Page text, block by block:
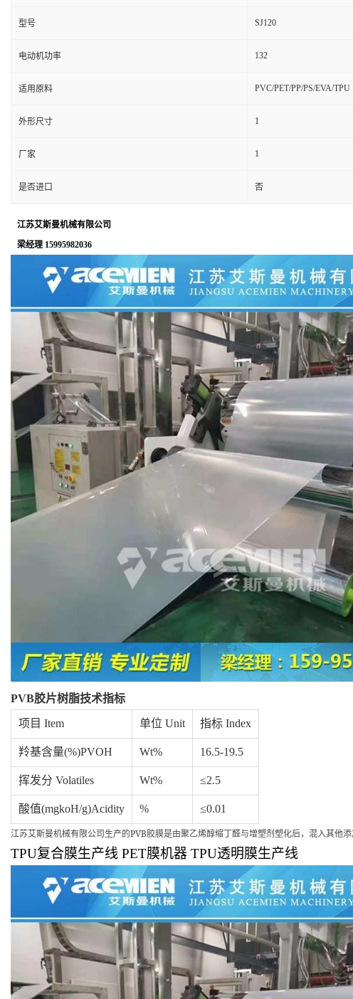
型号 SJ120
电动机功率 132
适用原料 PVC/PET/PP/PS/EVA/TPU
外形尺寸 1
厂家 1
是否进口 否
江苏艾斯曼机械有限公司
梁经理 15995982036
PVB胶片树脂技术指标
项目 Item 单位 Unit 指标 Index
羚基含量(%)PVOH Wt% 16.5-19.5
挥发分 Volatiles Wt% ≤2.5
酸值(mgkoH/g)Acidity % ≤0.01
江苏艾斯曼机械有限公司生产的PVB胶膜是由聚乙烯醇缩丁醛与增塑剂塑化后，混入其他
TPU复合膜生产线 PET膜机器 TPU透明膜生产线